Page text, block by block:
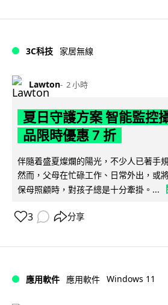
3C科技 家居無線
Lawton 2 小時
夏日守護方案 智能監控
品限時優惠 7 折
伴隨着盛夏燦爛的陽光，不少人已著手
然而，父母在忙碌工作、日常外出，或
保母照顧時，對孩子總是十分牽掛。...
3 分享
應用軟件 應用軟件 Windows 11